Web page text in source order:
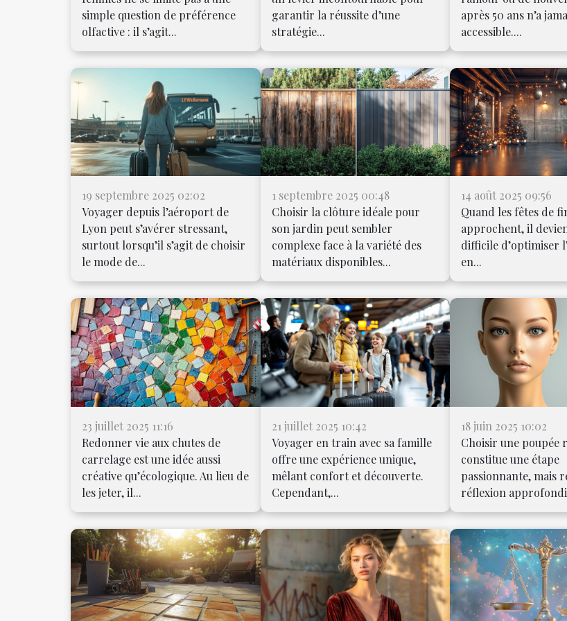
simple question de préférence
olfactive : il s’agit...
garantir la réussite d’une
stratégie...
après 50 ans n’a
accessible....
19 septembre 2025 02:02
Voyager depuis l’aéroport de
Lyon peut s’avérer stressant,
surtout lorsqu’il s’agit de choisir
le mode de...
1 septembre 2025 00:48
Choisir la clôture idéale pour
son jardin peut sembler
complexe face à la variété des
matériaux disponibles...
14 août 2025 09:56
Quand les fêtes de
approchent, il
difficile d’optimiser
en...
23 juillet 2025 11:16
Redonner vie aux chutes de
carrelage est une idée aussi
créative qu’écologique. Au lieu de
les jeter, il...
21 juillet 2025 10:42
Voyager en train avec sa famille
offre une expérience unique,
mêlant confort et découverte.
Cependant,...
18 juin 2025 10:02
Choisir une poupée
constitue une étape
passionnante, mais
réflexion